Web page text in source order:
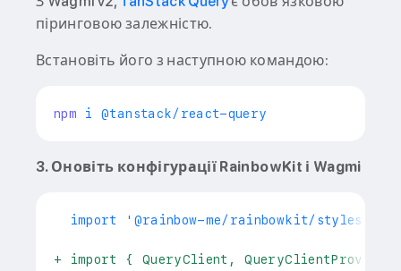
піринговою залежністю.
Встановіть його з наступною командою:
npm
3. Оновіть конфігурації RainbowKit і Wagmi
import '@rainbow-me/rainbowkit/styles.css'
+ import { QueryClient,